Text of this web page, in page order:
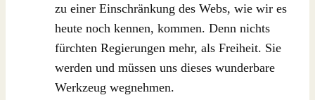
zu einer Einschränkung des Webs, wie wir es
heute noch kennen, kommen. Denn nichts
fürchten Regierungen mehr, als Freiheit. Sie
werden und müssen uns dieses wunderbare
Werkzeug wegnehmen.